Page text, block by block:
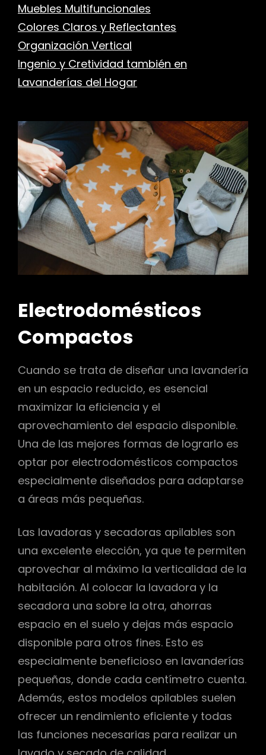
Muebles Multifuncionales
Colores Claros y Reflectantes
Organización Vertical
Ingenio y Cretividad también en
Lavanderías del Hogar
Electrodomésticos
Compactos
Cuando se trata de diseñar una lavandería
en un espacio reducido, es esencial
maximizar la eficiencia y el
aprovechamiento del espacio disponible.
Una de las mejores formas de lograrlo es
optar por electrodomésticos compactos
especialmente diseñados para adaptarse
a áreas más pequeñas.
Las lavadoras y secadoras apilables son
una excelente elección, ya que te permiten
aprovechar al máximo la verticalidad de la
habitación. Al colocar la lavadora y la
secadora una sobre la otra, ahorras
espacio en el suelo y dejas más espacio
disponible para otros fines. Esto es
especialmente beneficioso en lavanderías
pequeñas, donde cada centímetro cuenta.
Además, estos modelos apilables suelen
ofrecer un rendimiento eficiente y todas
las funciones necesarias para realizar un